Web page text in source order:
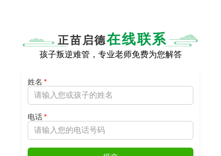
正苗启德在线联系
孩子叛逆难管，专业老师免费为您解答
姓名 *
电话*